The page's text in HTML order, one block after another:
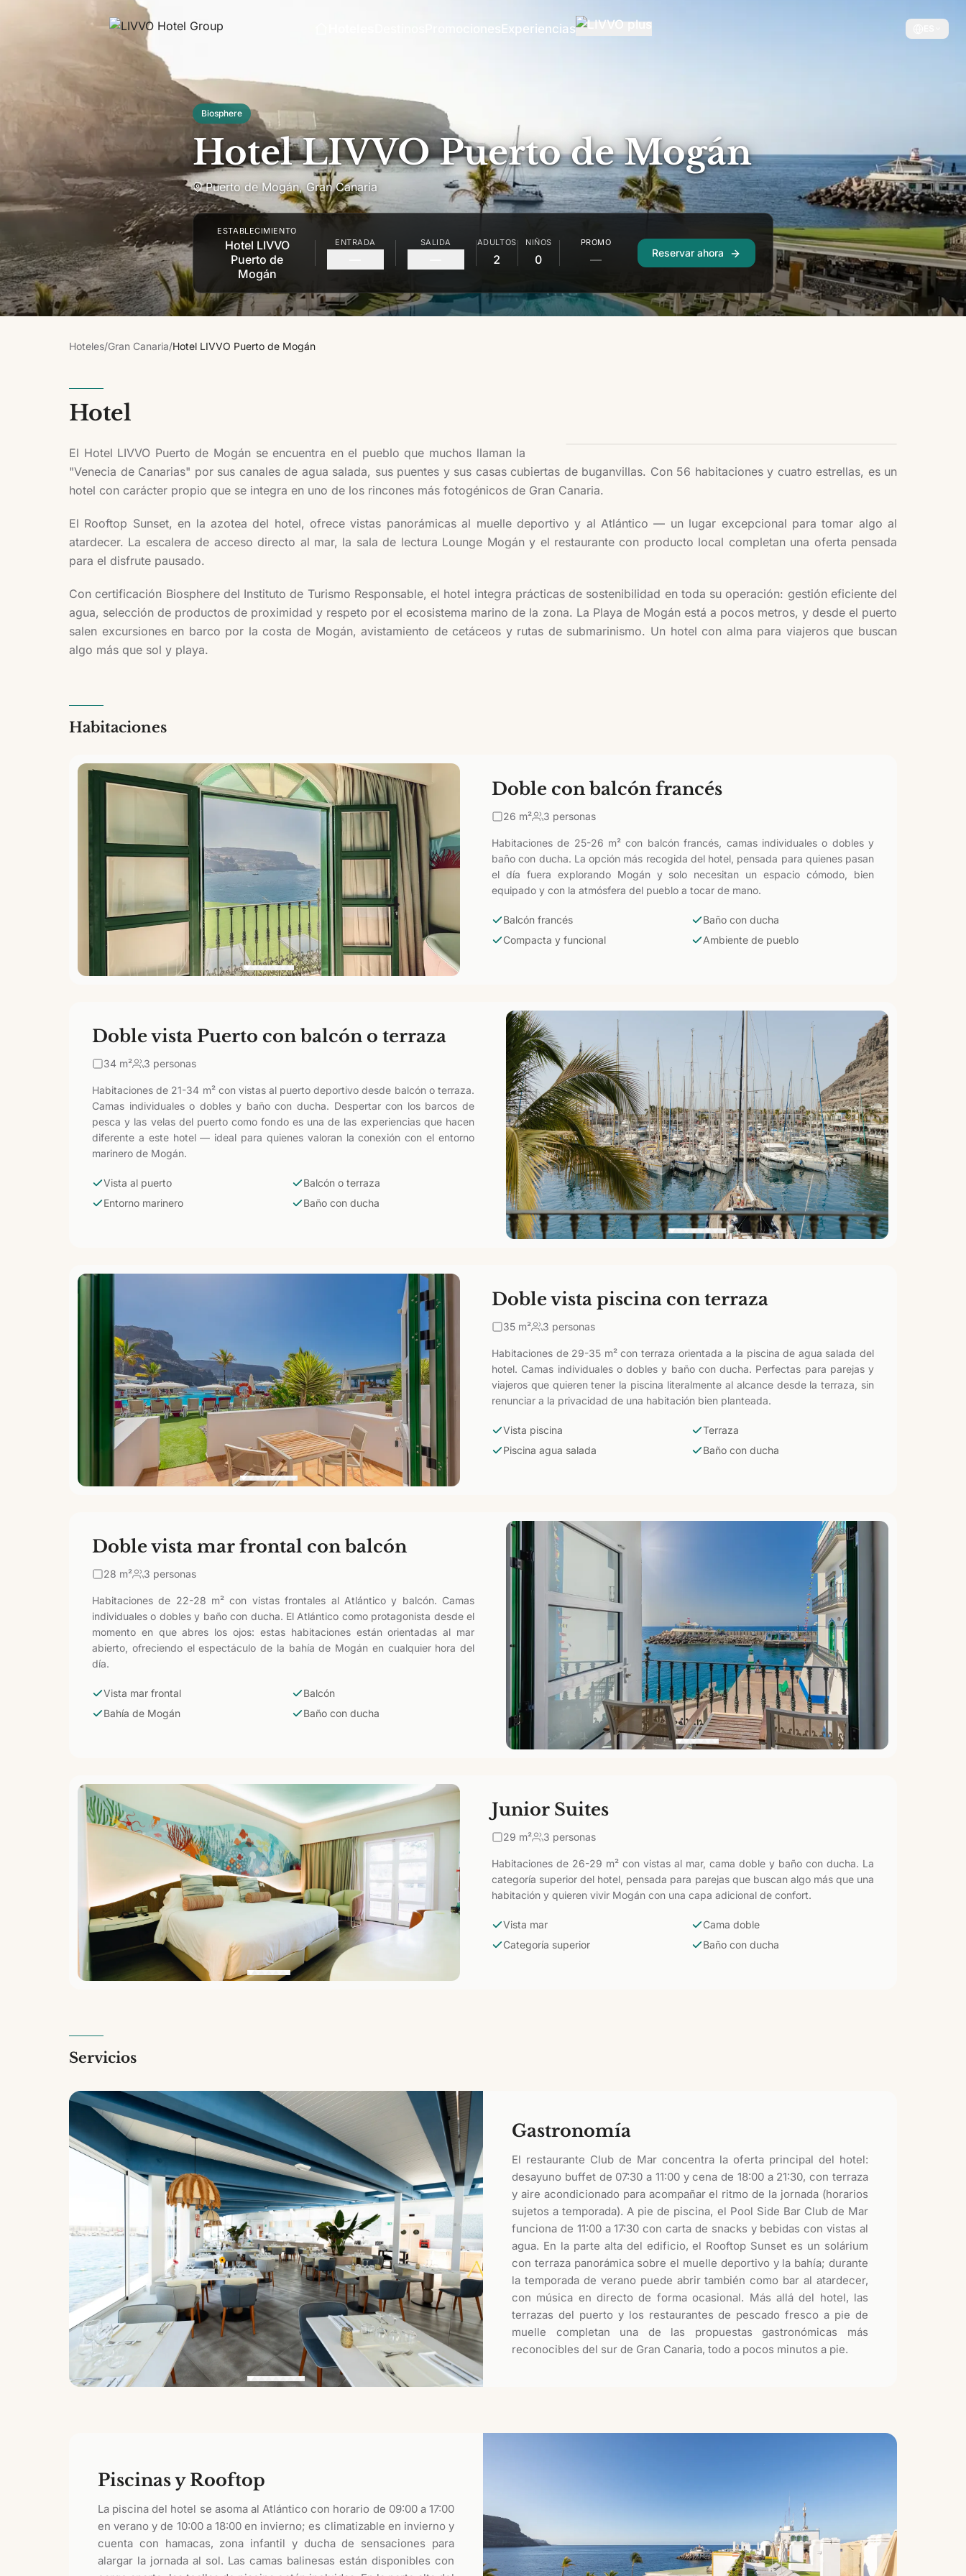
Promociones Experiencias
Biosphere
Hotel LIVVO Puerto de Mogán
Puerto de Mogán,Gran Canaria
ESTABLECIMIENTO
Hotel LIVVO
Puerto de
Mogán
ENTRADA SALIDA ADULTOS
2
NIÑOS
0
PROMO
Reservar ahora
Hoteles/Gran Canaria/Hotel LIVVO Puerto de Mogán
Hotel
El Hotel LIVVO Puerto de Mogán se encuentra en el pueblo que muchos llaman la
"Venecia de Canarias" por sus canales de agua salada, sus puentes y sus casas cubiertas de buganvillas. Con 56 habitaciones y cuatro estrellas, es un
hotel con carácter propio que se integra en uno de los rincones más fotogénicos de Gran Canaria.
El Rooftop Sunset, en la azotea del hotel, ofrece vistas panorámicas al muelle deportivo y al Atlántico — un lugar excepcional para tomar algo al
atardecer. La escalera de acceso directo al mar, la sala de lectura Lounge Mogán y el restaurante con producto local completan una oferta pensada
para el disfrute pausado.
Con certificación Biosphere del Instituto de Turismo Responsable, el hotel integra prácticas de sostenibilidad en toda su operación: gestión eficiente del
agua, selección de productos de proximidad y respeto por el ecosistema marino de la zona. La Playa de Mogán está a pocos metros, y desde el puerto
salen excursiones en barco por la costa de Mogán, avistamiento de cetáceos y rutas de submarinismo. Un hotel con alma para viajeros que buscan
algo más que sol y playa.
Habitaciones
Doble con balcón francés
26 m² 3 personas
Habitaciones de 25-26 m² con balcón francés, camas individuales o dobles y
baño con ducha. La opción más recogida del hotel, pensada para quienes pasan
el día fuera explorando Mogán y solo necesitan un espacio cómodo, bien
equipado y con la atmósfera del pueblo a tocar de mano.
Balcón francés
Baño con ducha
Compacta y funcional
Ambiente de pueblo
Doble vista Puerto con balcón o terraza
34 m² 3 personas
Habitaciones de 21-34 m² con vistas al puerto deportivo desde balcón o terraza.
Camas individuales o dobles y baño con ducha. Despertar con los barcos de
pesca y las velas del puerto como fondo es una de las experiencias que hacen
diferente a este hotel — ideal para quienes valoran la conexión con el entorno
marinero de Mogán.
Vista al puerto
Balcón o terraza
Entorno marinero
Baño con ducha
Doble vista piscina con terraza
35 m² 3 personas
Habitaciones de 29-35 m² con terraza orientada a la piscina de agua salada del
hotel. Camas individuales o dobles y baño con ducha. Perfectas para parejas y
viajeros que quieren tener la piscina literalmente al alcance desde la terraza, sin
renunciar a la privacidad de una habitación bien planteada.
Vista piscina
Terraza
Piscina agua salada
Baño con ducha
Doble vista mar frontal con balcón
28 m² 3 personas
Habitaciones de 22-28 m² con vistas frontales al Atlántico y balcón. Camas
individuales o dobles y baño con ducha. El Atlántico como protagonista desde el
momento en que abres los ojos: estas habitaciones están orientadas al mar
abierto, ofreciendo el espectáculo de la bahía de Mogán en cualquier hora del
día.
Vista mar frontal
Balcón
Bahía de Mogán
Baño con ducha
Junior Suites
29 m² 3 personas
Habitaciones de 26-29 m² con vistas al mar, cama doble y baño con ducha. La
categoría superior del hotel, pensada para parejas que buscan algo más que una
habitación y quieren vivir Mogán con una capa adicional de confort.
Vista mar
Cama doble
Categoría superior
Baño con ducha
Servicios
Gastronomía
El restaurante Club de Mar concentra la oferta principal del hotel:
desayuno buffet de 07:30 a 11:00 y cena de 18:00 a 21:30, con terraza
y aire acondicionado para acompañar el ritmo de la jornada (horarios
sujetos a temporada). A pie de piscina, el Pool Side Bar Club de Mar
funciona de 11:00 a 17:30 con carta de snacks y bebidas con vistas al
agua. En la parte alta del edificio, el Rooftop Sunset es un solárium
con terraza panorámica sobre el muelle deportivo y la bahía; durante
la temporada de verano puede abrir también como bar al atardecer,
con música en directo de forma ocasional. Más allá del hotel, las
terrazas del puerto y los restaurantes de pescado fresco a pie de
muelle completan una de las propuestas gastronómicas más
reconocibles del sur de Gran Canaria, todo a pocos minutos a pie.
Piscinas y Rooftop
La piscina del hotel se asoma al Atlántico con horario de 09:00 a 17:00
en verano y de 10:00 a 18:00 en invierno; es climatizable en invierno y
cuenta con hamacas, zona infantil y ducha de sensaciones para
alargar la jornada al sol. Las camas balinesas están disponibles con